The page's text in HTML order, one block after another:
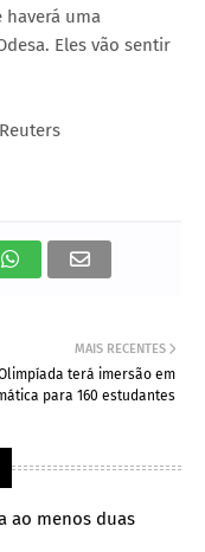
haverá uma
Eles vão sentir
MAIS RECENTES
terá imersão em
para 160 estudantes
ao menos duas